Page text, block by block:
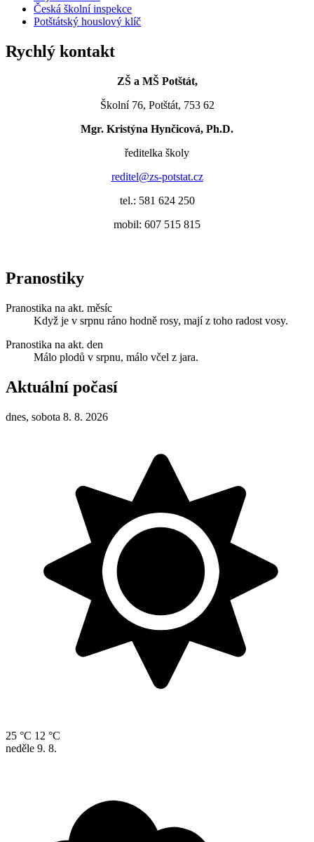
Česká školní inspekce
Potštátský houslový klíč
Rychlý kontakt
ZŠ a MŠ Potštát,
Školní 76, Potštát, 753 62
Mgr. Kristýna Hynčicová, Ph.D.
ředitelka školy
reditel@zs-potstat.cz
tel.: 581 624 250
mobil: 607 515 815
Pranostiky
Pranostika na akt. měsíc
Když je v srpnu ráno hodně rosy, mají z toho radost vosy.
Pranostika na akt. den
Málo plodů v srpnu, málo včel z jara.
Aktuální počasí
dnes, sobota 8. 8. 2026
25 °C 12 °C
neděle 9. 8.